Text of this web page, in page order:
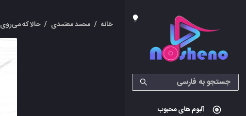
آلبوم های محبوب
خانه / محمد معتمدی / حالا که می‌روی